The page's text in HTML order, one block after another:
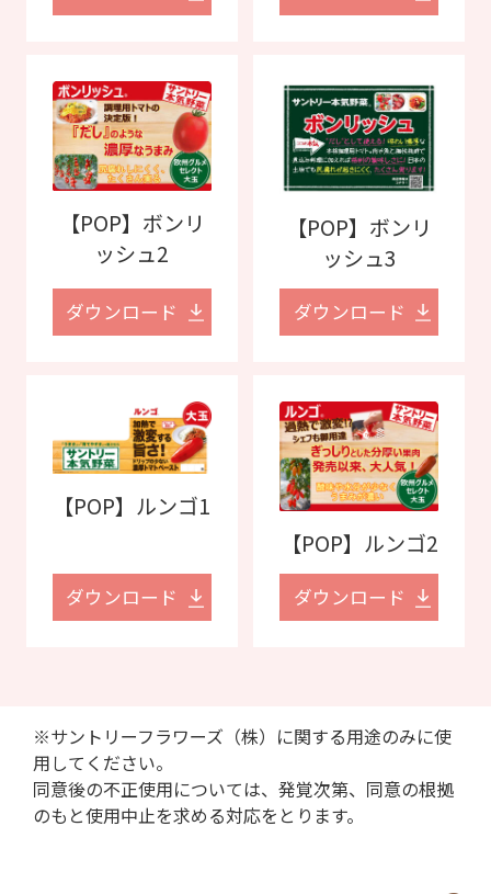
【POP】ボンリ
ッシュ2
ダウンロード
【POP】ボンリ
ッシュ3
ダウンロード
【POP】ルンゴ1
ダウンロード
【POP】ルンゴ2
ダウンロード
※サントリーフラワーズ（株）に関する用途のみに使
用してください。
同意後の不正使用については、発覚次第、同意の根拠
のもと使用中止を求める対応をとります。